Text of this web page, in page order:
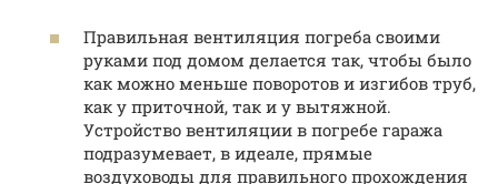
Правильная вентиляция погреба своими
руками под домом делается так, чтобы было
как можно меньше поворотов и изгибов труб,
как у приточной, так и у вытяжной.
Устройство вентиляции в погребе гаража
подразумевает, в идеале, прямые
воздуховоды для правильного прохождения